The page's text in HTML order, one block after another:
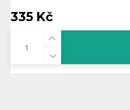
335 Kč